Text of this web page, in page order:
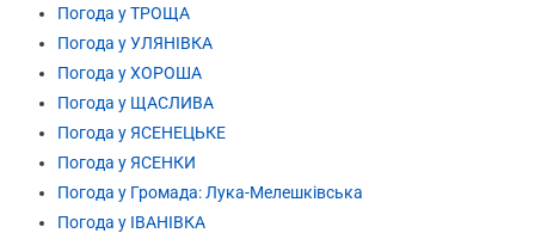
Погода у ТРОЩА
Погода у УЛЯНІВКА
Погода у ХОРОША
Погода у ЩАСЛИВА
Погода у ЯСЕНЕЦЬКЕ
Погода у ЯСЕНКИ
Погода у Громада: Лука-Мелешківська
Погода у ІВАНІВКА